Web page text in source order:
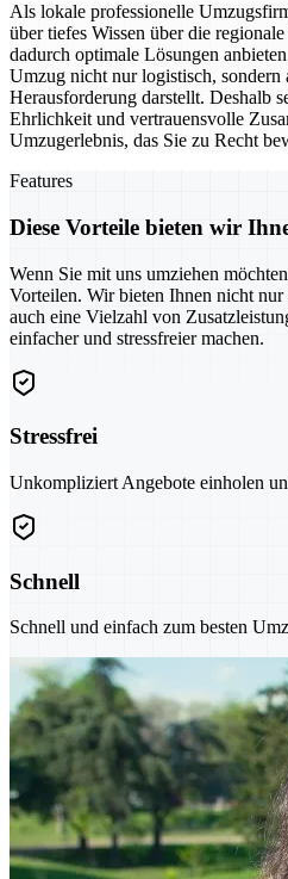
Als lokale professionelle
über tiefes Wissen über die
dadurch optimale Lösungen
Umzug nicht nur logistisch, sondern
Herausforderung darstellt. Deshalb
Ehrlichkeit und vertrauensvolle
Umzugerlebnis, das Sie zu Recht
Features
Diese Vorteile bieten wir
Wenn Sie mit uns umziehen
Vorteilen. Wir bieten Ihnen nicht nur
auch eine Vielzahl von
einfacher und stressfreier machen.
Stressfrei
Unkompliziert Angebote einholen
Schnell
Schnell und einfach zum besten